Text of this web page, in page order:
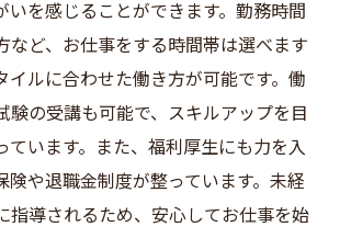
いを感じることができます。勤務時間
など、お仕事をする時間帯は選べます
イルに合わせた働き方が可能です。働
験の受講も可能で、スキルアップを目
ています。また、福利厚生にも力を入
険や退職金制度が整っています。未経
指導されるため、安心してお仕事を始